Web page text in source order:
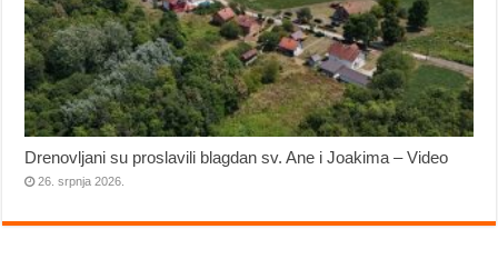
Drenovljani su proslavili blagdan sv. Ane i Joakima – Video
26. srpnja 2026.